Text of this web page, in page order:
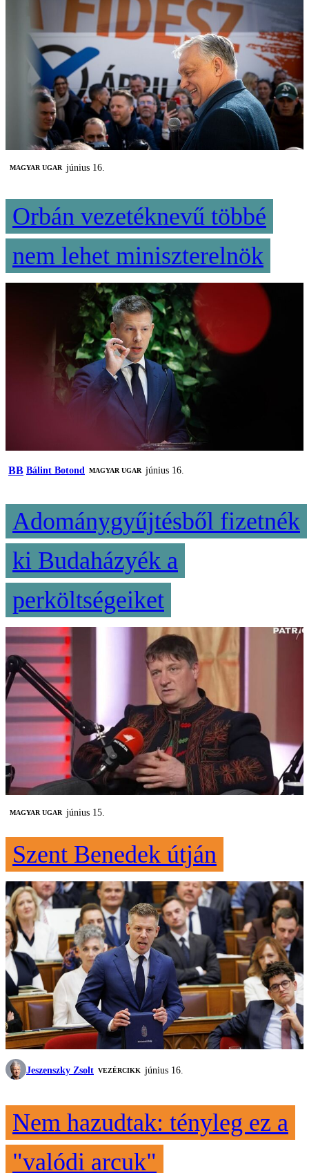
MAGYAR UGAR június 16.
Orbán vezetéknevű többé
nem lehet miniszterelnök
BB Bálint Botond MAGYAR UGAR június 16.
Adománygyűjtésből fizetnék
ki Budaházyék a
perköltségeiket
MAGYAR UGAR június 15.
Szent Benedek útján
Jeszenszky Zsolt VEZÉRCIKK június 16.
Nem hazudtak: tényleg ez a
"valódi arcuk"